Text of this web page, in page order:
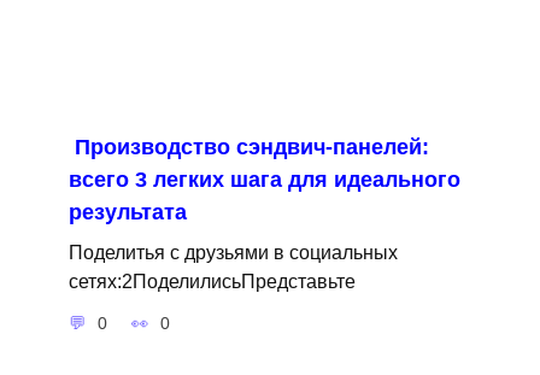
Производство сэндвич-панелей:
всего 3 легких шага для идеального
результата
Поделитья с друзьями в социальных
сетях:2ПоделилисьПредставьте
0 0